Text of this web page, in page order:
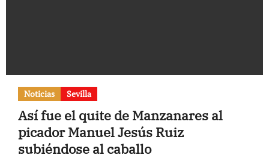
Noticias Sevilla
Así fue el quite de Manzanares al
picador Manuel Jesús Ruiz
subiéndose al caballo